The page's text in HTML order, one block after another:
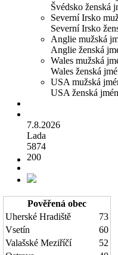
Švédsko ženská
Severní Irsko
Severní Irsko
Anglie mužská
Anglie ženská
Wales mužská
Wales ženská
USA mužská
USA ženská
7.8.2026
Lada
5874
200
Pověřená obec
Uherské Hradiště
73
Vsetín
60
Valašské Meziříčí
52